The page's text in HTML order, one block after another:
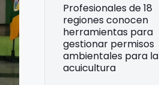
para
en
Profesionales de 18
regiones conocen
herramientas para
gestionar permisos
ambientales para la
acuicultura